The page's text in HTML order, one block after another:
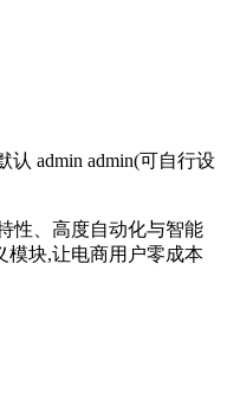
认 admin admin(可自行设
性、高度自动化与智能
模块,让电商用户零成本